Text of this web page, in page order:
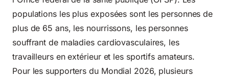
populations les plus exposées sont les personnes de
plus de 65 ans, les nourrissons, les personnes
souffrant de maladies cardiovasculaires, les
travailleurs en extérieur et les sportifs amateurs.
Pour les supporters du Mondial 2026, plusieurs